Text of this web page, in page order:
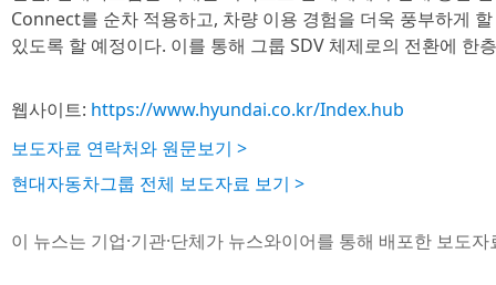
Connect를 순차 적용하고, 차량 이용 경험을 더욱 풍부하게
있도록 할 예정이다. 이를 통해 그룹 SDV 체제로의 전환에 한
웹사이트: https://www.hyundai.co.kr/Index.hub
보도자료 연락처와 원문보기 >
현대자동차그룹 전체 보도자료 보기 >
이 뉴스는 기업·기관·단체가 뉴스와이어를 통해 배포한 보도